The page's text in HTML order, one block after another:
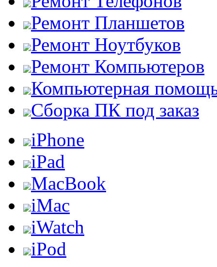
Ремонт Планшетов
Ремонт Ноутбуков
Ремонт Компьютеров
Компьютерная
Сборка ПК под заказ
iPhone
iPad
MacBook
iMac
iWatch
iPod